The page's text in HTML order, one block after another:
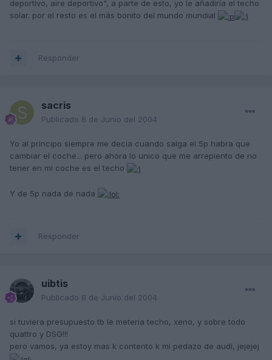
deportivo, aire deportivo", a parte de esto, yo le añadiría el techo
solar. por el resto es el más bonito del mundo mundial
Responder
sacris
Publicado 8 de Junio del 2004
Yo al principo siempre me decia cuando salga el 5p habra que
cambiar el coche... pero ahora lo unico que me arrepiento de no
tener en mi coche es el techo
Y de 5p nada de nada
Responder
uibtis
Publicado 8 de Junio del 2004
si tuviera presupuesto tb le meteria techo, xeno, y sobre todo
quattro y DSG!!!
pero vamos, ya estoy mas k contento k mi pedazo de audi, jejejej